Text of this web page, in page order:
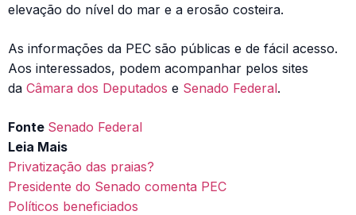
elevação do nível do mar e a erosão costeira.
As informações da PEC são públicas e de fácil acesso.
Aos interessados, podem acompanhar pelos sites
da Câmara dos Deputados e Senado Federal.
Fonte Senado Federal
Leia Mais
Privatização das praias?
Presidente do Senado comenta PEC
Políticos beneficiados